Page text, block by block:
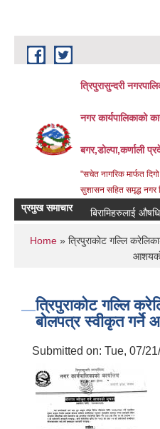
Skip to main content
त्रिपुरासुन्दरी
नगर कार्यपालिकाको
बगर,डोल्पा,कर्णाली
"सचेत नागरिक मार्फत
सुशासन सहित समृद्ध नगर
प्रमुख समाचारबिरामिहरुलाई ‍‌औषधि
You are here
Home» त्रिपुराकाेट गल्लि
त्रिपुराकाेट गल्लि
बाेलपत्र स्वीकृत गर्ने
Submitted on: Tue, 07/